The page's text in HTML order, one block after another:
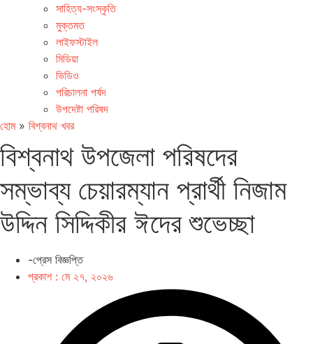
সাহিত্য-সংস্কৃতি
মুক্তমত
লাইফস্টাইল
মিডিয়া
ভিডিও
পরিচালনা পর্ষদ
উপদেষ্টা পরিষদ
হোম» বিশ্বনাথ খবর
বিশ্বনাথ উপজেলা পরিষদের
সম্ভাব্য চেয়ারম্যান প্রার্থী নিজাম
উদ্দিন সিদ্দিকীর ঈদের শুভেচ্ছা
-প্রেস বিজ্ঞপ্তি
প্রকাশ : মে ২৭, ২০২৬